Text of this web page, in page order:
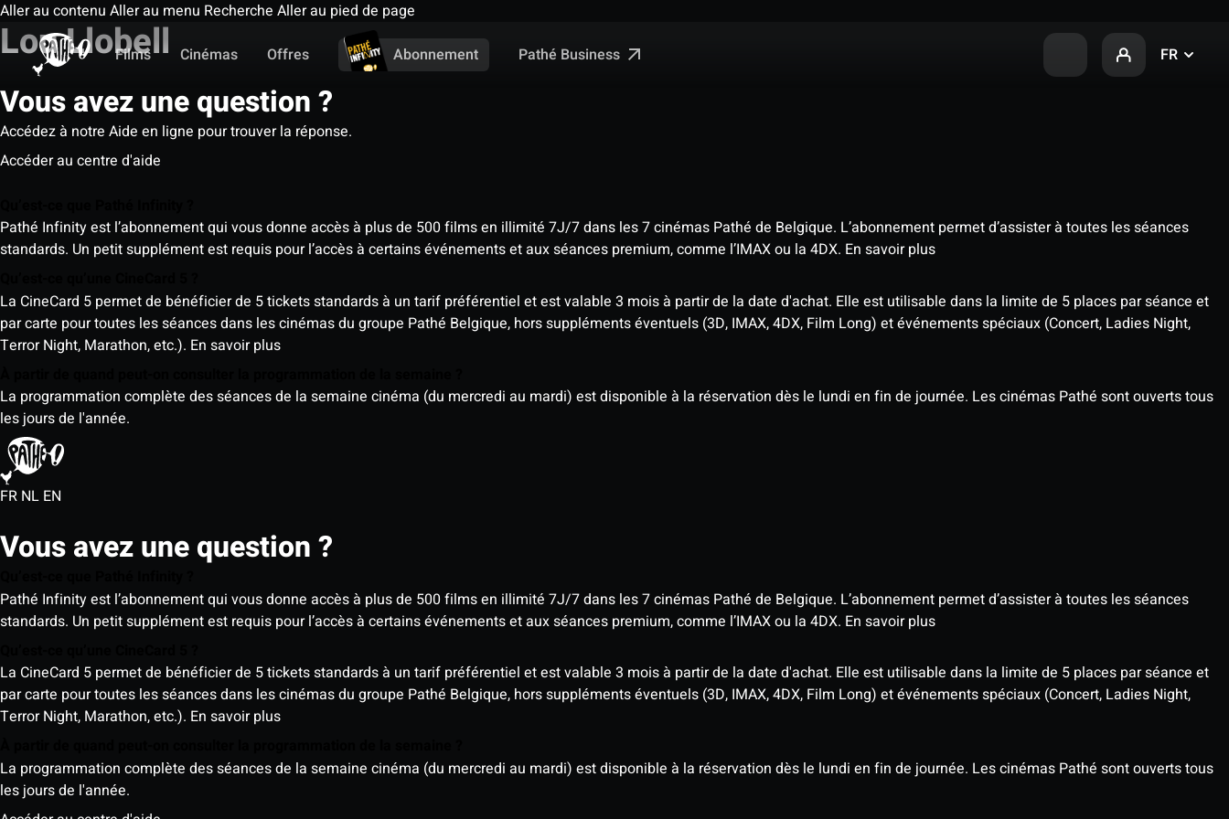
Aller au contenu Aller au menu Recherche Aller au pied de page
Films
Cinémas Offres Abonnement Pathé Business FR
Lou Llobell
Vous avez une question ?
Accédez à notre Aide en ligne pour trouver la réponse.
Accéder au centre d'aide
Pathé Infinity est l’abonnement qui vous donne accès à plus de 500 films en illimité 7J/7 dans les 7 cinémas Pathé de Belgique. L’abonnement permet d’assister à toutes les séances
standards. Un petit supplément est requis pour l’accès à certains événements et aux séances premium, comme l’IMAX ou la 4DX. En savoir plus
La CineCard 5 permet de bénéficier de 5 tickets standards à un tarif préférentiel et est valable 3 mois à partir de la date d'achat. Elle est utilisable dans la limite de 5 places par séance et
par carte pour toutes les séances dans les cinémas du groupe Pathé Belgique, hors suppléments éventuels (3D, IMAX, 4DX, Film Long) et événements spéciaux (Concert, Ladies Night,
Terror Night, Marathon, etc.). En savoir plus
La programmation complète des séances de la semaine cinéma (du mercredi au mardi) est disponible à la réservation dès le lundi en fin de journée. Les cinémas Pathé sont ouverts tous
les jours de l'année.
FR NL EN
Vous avez une question ?
Pathé Infinity est l’abonnement qui vous donne accès à plus de 500 films en illimité 7J/7 dans les 7 cinémas Pathé de Belgique. L’abonnement permet d’assister à toutes les séances
standards. Un petit supplément est requis pour l’accès à certains événements et aux séances premium, comme l’IMAX ou la 4DX. En savoir plus
La CineCard 5 permet de bénéficier de 5 tickets standards à un tarif préférentiel et est valable 3 mois à partir de la date d'achat. Elle est utilisable dans la limite de 5 places par séance et
par carte pour toutes les séances dans les cinémas du groupe Pathé Belgique, hors suppléments éventuels (3D, IMAX, 4DX, Film Long) et événements spéciaux (Concert, Ladies Night,
Terror Night, Marathon, etc.). En savoir plus
La programmation complète des séances de la semaine cinéma (du mercredi au mardi) est disponible à la réservation dès le lundi en fin de journée. Les cinémas Pathé sont ouverts tous
les jours de l'année.